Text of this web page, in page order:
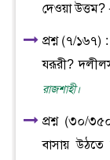
দেওয়া উত্তম?
প্রশ্ন (৭/১৬৭)
যরূরী?
রাজশাহী।
প্রশ্ন (৩০/
বাসায় উঠতে